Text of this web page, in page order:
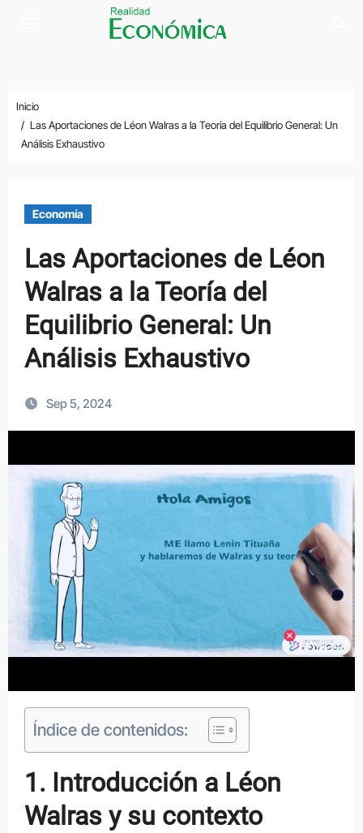
Inicio
Las Aportaciones de Léon Walras a la Teoría del Equilibrio General: Un
Análisis Exhaustivo
Economía
Las Aportaciones de Léon
Walras a la Teoría del
Equilibrio General: Un
Análisis Exhaustivo
Sep 5, 2024
Índice de contenidos:
1. Introducción a Léon
Walras y su contexto